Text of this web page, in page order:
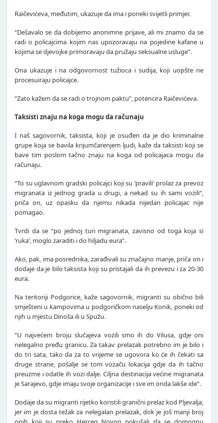
Raičevićeva, međutim, ukazuje da ima i poneki svijetli primjer.
“Dešavalo se da dobijemo anonimne prijave, ali mi znamo da se
radi o policajcima kojim nas upozoravaju na pojedine kafane u
kojima se djevojke primoravaju da pružaju seksualne usluge”.
Ona ukazuje i na odgovornost tužioca i sudija, koji uopšte ne
procesuiraju policajce.
“Zato kažem da se radi o trojnom paktu”, potencira Raičevićeva.
Taksisti znaju na koga mogu da računaju
I naš sagovornik, taksista, koji je osuđen da je dio kriminalne
grupe koja se bavila krijumčarenjem ljudi, kaže da taksisti koji se
bave tim poslom tačno znaju na koga od policajaca mogu da
računaju.
“To su uglavnom gradski policajci koji su ‘pravili’ prolaz za prevoz
migranata iz jednog grada u drugi, a nekad su ih sami vozili“,
priča on, uz opasku da njemu nikada nijedan policajac nije
pomagao.
Tvrdi da se “po jednoj turi migranata, zavisno od toga koja si
‘ruka’, moglo zaraditi i do hiljadu eura”.
Ako, pak, ima posrednika, zarađivali su značajno manje, priča on i
dodaje da je bilo taksista koji su pristajali da ih prevezu i za 20-30
eura.
Na teritoriji Podgorice, kaže sagovornik, migranti su obično bili
smješteni u kampovima u podgoričkom naselju Konik, poneki od
njih u mjestu Dinoša ili u Spužu.
“U najvećem broju slučajeva vozili smo ih do Vilusa, gdje oni
nelegalno pređu granicu. Za takav prelazak potrebno im je bilo i
do tri sata, tako da za to vrijeme se ugovora ko će ih čekati sa
druge strane, pošalje se tom vozaču lokacija gdje da ih tačno
preuzme i odatle ih vozi dalje. Ciljna destinacija većine migranata
je Sarajevo, gdje imaju svoje organizacije i sve im onda lakše ide“.
Dodaje da su migranti rijetko koristili granični prelaz kod Pljevalja,
jer im je dosta težak za nelegalan prelazak, dok je još manji broj